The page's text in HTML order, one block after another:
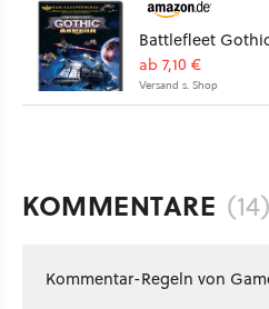
Battlefleet
ab 7,10 €
Versand s. Shop
KOMMENTARE (14)
Kommentar-Regeln von